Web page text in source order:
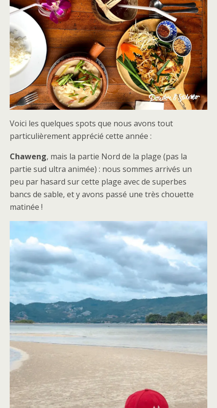
Voici les quelques spots que nous avons tout
particulièrement apprécié cette année :
Chaweng, mais la partie Nord de la plage (pas la
partie sud ultra animée) : nous sommes arrivés un
peu par hasard sur cette plage avec de superbes
bancs de sable, et y avons passé une très chouette
matinée !